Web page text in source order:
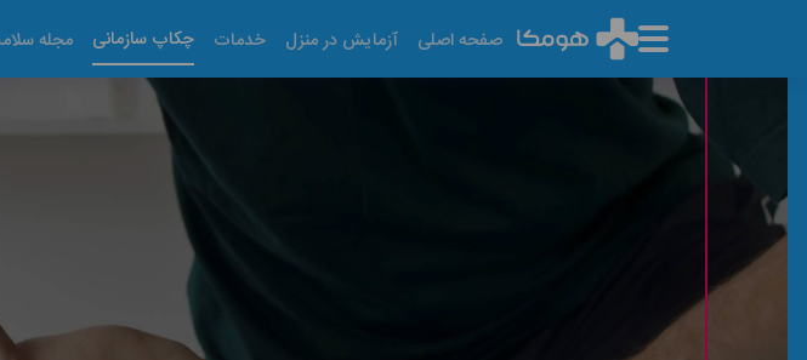
صفحه اصلی آزمایش در منزل خدمات چکاپ سازمانی مجله